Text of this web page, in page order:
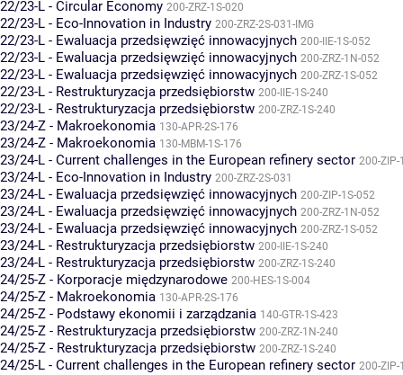
22/23-L - Circular Economy 200-ZRZ-1S-020
22/23-L - Eco-Innovation in Industry 200-ZRZ-2S-031-IMG
22/23-L - Ewaluacja przedsięwzięć innowacyjnych 200-IIE-1S-052
22/23-L - Ewaluacja przedsięwzięć innowacyjnych 200-ZRZ-1N-052
22/23-L - Ewaluacja przedsięwzięć innowacyjnych 200-ZRZ-1S-052
22/23-L - Restrukturyzacja przedsiębiorstw 200-IIE-1S-240
22/23-L - Restrukturyzacja przedsiębiorstw 200-ZRZ-1S-240
23/24-Z - Makroekonomia 130-APR-2S-176
23/24-Z - Makroekonomia 130-MBM-1S-176
23/24-L - Current challenges in the European refinery sector 200-ZIP-
23/24-L - Eco-Innovation in Industry 200-ZRZ-2S-031
23/24-L - Ewaluacja przedsięwzięć innowacyjnych 200-ZIP-1S-052
23/24-L - Ewaluacja przedsięwzięć innowacyjnych 200-ZRZ-1N-052
23/24-L - Ewaluacja przedsięwzięć innowacyjnych 200-ZRZ-1S-052
23/24-L - Restrukturyzacja przedsiębiorstw 200-IIE-1S-240
23/24-L - Restrukturyzacja przedsiębiorstw 200-ZRZ-1S-240
24/25-Z - Korporacje międzynarodowe 200-HES-1S-004
24/25-Z - Makroekonomia 130-APR-2S-176
24/25-Z - Podstawy ekonomii i zarządzania 140-GTR-1S-423
24/25-Z - Restrukturyzacja przedsiębiorstw 200-ZRZ-1N-240
24/25-Z - Restrukturyzacja przedsiębiorstw 200-ZRZ-1S-240
24/25-L - Current challenges in the European refinery sector 200-ZIP-